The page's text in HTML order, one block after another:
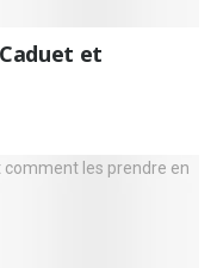
et